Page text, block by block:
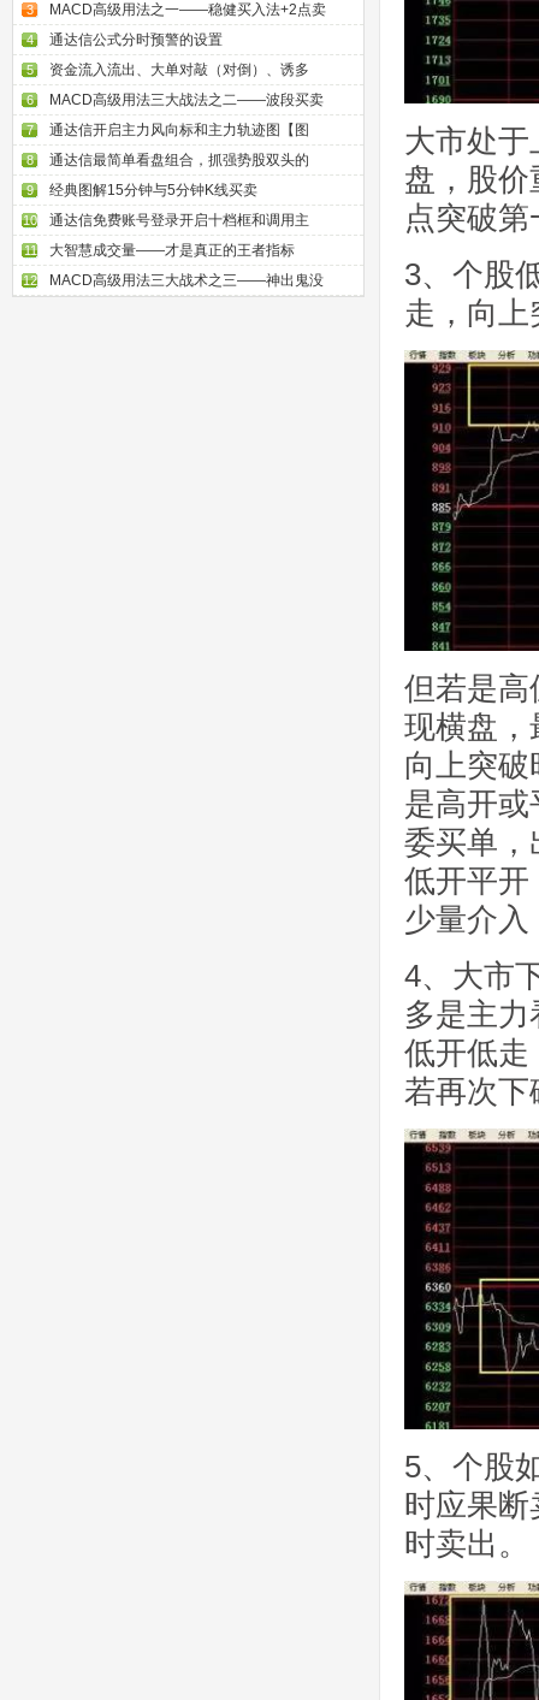
3 MACD高级用法之一——稳健买入法+2点卖
4 通达信公式分时预警的设置
5 资金流入流出、大单对敲（对倒）、诱多
6 MACD高级用法三大战法之二——波段买卖
7 通达信开启主力风向标和主力轨迹图【图
8 通达信最简单看盘组合，抓强势股双头的
9 经典图解15分钟与5分钟K线买卖
10 通达信免费账号登录开启十档框和调用主
11 大智慧成交量——才是真正的王者指标
12 MACD高级用法三大战术之三——神出鬼没
大市处
盘，股
点突破
3、个股
走，向
但若是高
现横盘，
向上突
是高开
委买单，
低开平开
少量介
4、大市
多是主
低开低走
若再次下
5、个股
时应果
时卖出。